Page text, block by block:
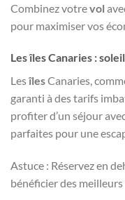
Combinez votrevol
pour maximiser vos
Les îles Canaries :
LesîlesCanaries,
garanti à des tarifs
profiter d’un séjour
parfaites pour une
Astuce : Réservez en
bénéficier des meilleurs